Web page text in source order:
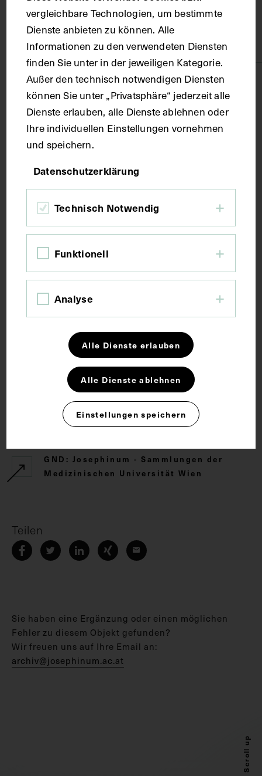
Material
Karton
Technik
Fotografie
Bildmaß 10 x 5,7 cm
Kurzbeschreibung
und Co., Stockholm, angefertigt worden.
CC BY-NC-SA 4.0
Externe Links
GND: Josephinum - Sammlungen der
Medizinischen Universität Wien
Teilen
Sie haben eine Ergänzung oder einen möglichen
Fehler zu diesem Objekt gefunden?
Wir freuen uns auf Ihre Email an:
archiv@josephinum.ac.at
Scroll up
vergleichbare Technologien, um bestimmte
Dienste anbieten zu können. Alle
Informationen zu den verwendeten Diensten
finden Sie unter in der jeweiligen Kategorie.
Außer den technisch notwendigen Diensten
können Sie unter „Privatsphäre“ jederzeit alle
Dienste erlauben, alle Dienste ablehnen oder
Ihre individuellen Einstellungen vornehmen
und speichern.
Datenschutzerklärung
Technisch Notwendig
Funktionell
Analyse
Alle Dienste erlauben
Alle Dienste ablehnen
Einstellungen speichern